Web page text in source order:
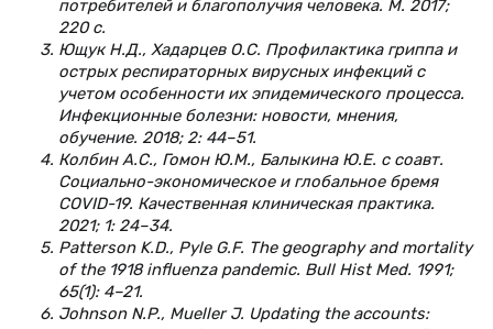
потребителей и благополучия человека. М. 2017;
220 с.
Ющук Н.Д., Хадарцев О.С. Профилактика гриппа и
острых респираторных вирусных инфекций с
учетом особенности их эпидемического процесса.
Инфекционные болезни: новости, мнения,
обучение. 2018; 2: 44–51.
Колбин А.С., Гомон Ю.М., Балыкина Ю.Е. с соавт.
Социально-экономическое и глобальное бремя
COVID-19. Качественная клиническая практика.
2021; 1: 24–34.
Patterson K.D., Pyle G.F. The geography and mortality
of the 1918 influenza pandemic. Bull Hist Med. 1991;
65(1): 4–21.
Johnson N.P., Mueller J. Updating the accounts: